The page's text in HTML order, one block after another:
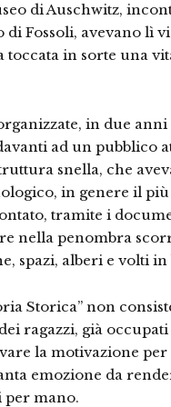
di Auschwitz,
Fossoli, avevano lì
toccata in sorte una
in due anni
ad un pubblico
snella, che
in genere il più
tramite i
nella penombra
spazi, alberi e volti
Storica” non
ragazzi, già occupati
la motivazione
emozione da
per mano.